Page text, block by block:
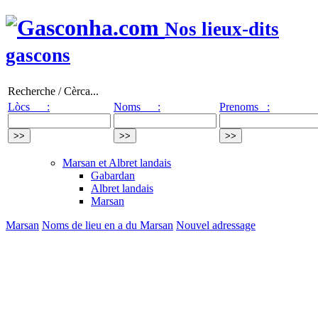
Nos lieux-dits
gascons
Recherche / Cèrca...
Lòcs :
Noms : Prenoms :
Marsan et Albret landais
Gabardan
Albret landais
Marsan
Marsan Noms de lieu en a du Marsan Nouvel adressage